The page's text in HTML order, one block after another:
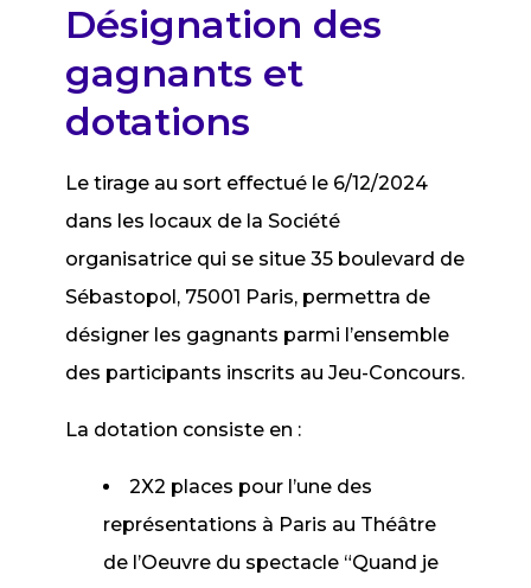
Désignation des
gagnants et
dotations
Le tirage au sort effectué le 6/12/2024
dans les locaux de la Société
organisatrice qui se situe 35 boulevard de
Sébastopol, 75001 Paris, permettra de
désigner les gagnants parmi l’ensemble
des participants inscrits au Jeu-Concours.
La dotation consiste en :
2X2 places pour l’une des
représentations à Paris au Théâtre
de l’Oeuvre du spectacle “Quand je